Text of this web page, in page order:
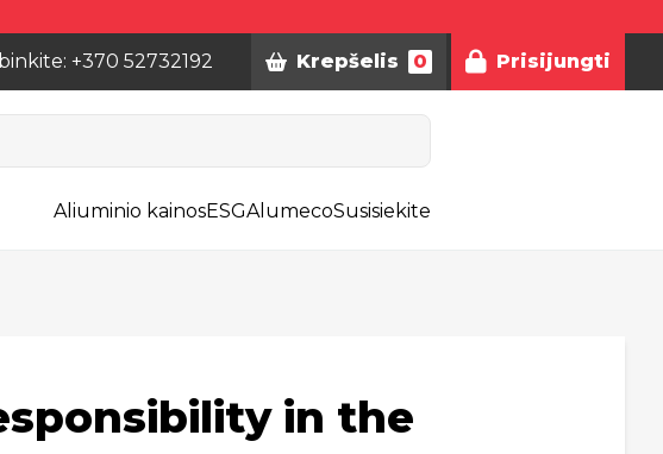
+370 52732192 Krepšelis 0 Prisijungti
Aliuminio kainosESGAlumecoSusisiekite
in the